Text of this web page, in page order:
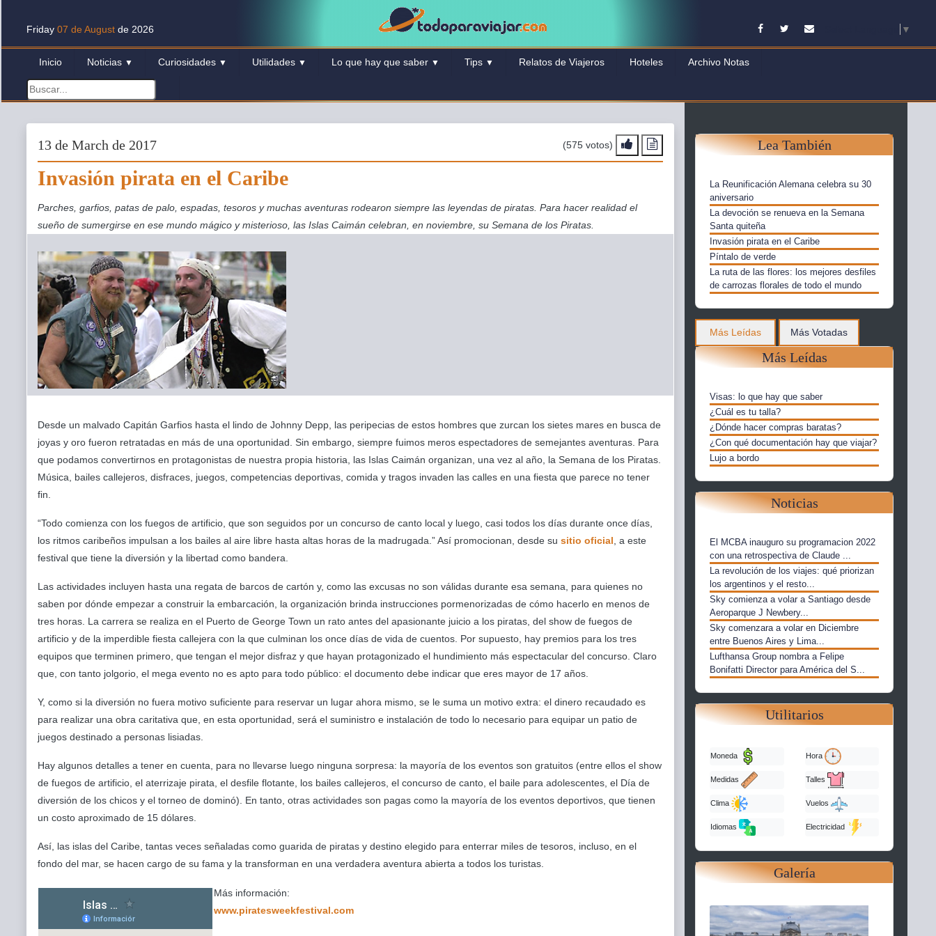
Friday 07 de August de 2026 FacebookTwitterContacto ▼
Inicio Noticias ▼ Curiosidades ▼ Utilidades ▼ Lo que hay que saber ▼ Tips ▼ Relatos de Viajeros Hoteles Archivo Notas
13 de March de 2017 (575 votos)
Invasión pirata en el Caribe
Parches, garfios, patas de palo, espadas, tesoros y muchas aventuras rodearon siempre las leyendas de piratas. Para hacer realidad el
sueño de sumergirse en ese mundo mágico y misterioso, las Islas Caimán celebran, en noviembre, su Semana de los Piratas.
Desde un malvado Capitán Garfios hasta el lindo de Johnny Depp, las peripecias de estos hombres que zurcan los sietes mares en busca de
joyas y oro fueron retratadas en más de una oportunidad. Sin embargo, siempre fuimos meros espectadores de semejantes aventuras. Para
que podamos convertirnos en protagonistas de nuestra propia historia, las Islas Caimán organizan, una vez al año, la Semana de los Piratas.
Música, bailes callejeros, disfraces, juegos, competencias deportivas, comida y tragos invaden las calles en una fiesta que parece no tener
fin.
“Todo comienza con los fuegos de artificio, que son seguidos por un concurso de canto local y luego, casi todos los días durante once días,
los ritmos caribeños impulsan a los bailes al aire libre hasta altas horas de la madrugada.” Así promocionan, desde su sitio oficial, a este
festival que tiene la diversión y la libertad como bandera.
Las actividades incluyen hasta una regata de barcos de cartón y, como las excusas no son válidas durante esa semana, para quienes no
saben por dónde empezar a construir la embarcación, la organización brinda instrucciones pormenorizadas de cómo hacerlo en menos de
tres horas. La carrera se realiza en el Puerto de George Town un rato antes del apasionante juicio a los piratas, del show de fuegos de
artificio y de la imperdible fiesta callejera con la que culminan los once días de vida de cuentos. Por supuesto, hay premios para los tres
equipos que terminen primero, que tengan el mejor disfraz y que hayan protagonizado el hundimiento más espectacular del concurso. Claro
que, con tanto jolgorio, el mega evento no es apto para todo público: el documento debe indicar que eres mayor de 17 años.
Y, como si la diversión no fuera motivo suficiente para reservar un lugar ahora mismo, se le suma un motivo extra: el dinero recaudado es
para realizar una obra caritativa que, en esta oportunidad, será el suministro e instalación de todo lo necesario para equipar un patio de
juegos destinado a personas lisiadas.
Hay algunos detalles a tener en cuenta, para no llevarse luego ninguna sorpresa: la mayoría de los eventos son gratuitos (entre ellos el show
de fuegos de artificio, el aterrizaje pirata, el desfile flotante, los bailes callejeros, el concurso de canto, el baile para adolescentes, el Día de
diversión de los chicos y el torneo de dominó). En tanto, otras actividades son pagas como la mayoría de los eventos deportivos, que tienen
un costo aproximado de 15 dólares.
Así, las islas del Caribe, tantas veces señaladas como guarida de piratas y destino elegido para enterrar miles de tesoros, incluso, en el
fondo del mar, se hacen cargo de su fama y la transforman en una verdadera aventura abierta a todos los turistas.
Más información:
www.piratesweekfestival.com
Lea También
La Reunificación Alemana celebra su 30
aniversario
La devoción se renueva en la Semana
Santa quiteña
Invasión pirata en el Caribe
Píntalo de verde
La ruta de las flores: los mejores desfiles
de carrozas florales de todo el mundo
Más Leídas Más Votadas
Más Leídas
Visas: lo que hay que saber
¿Cuál es tu talla?
¿Dónde hacer compras baratas?
¿Con qué documentación hay que viajar?
Lujo a bordo
Noticias
El MCBA inauguro su programacion 2022
con una retrospectiva de Claude ...
La revolución de los viajes: qué priorizan
los argentinos y el resto...
Sky comienza a volar a Santiago desde
Aeroparque J Newbery...
Sky comenzara a volar en Diciembre
entre Buenos Aires y Lima...
Lufthansa Group nombra a Felipe
Bonifatti Director para América del S...
Utilitarios
Moneda
Medidas
Clima
Idiomas
Hora
Talles
Vuelos
Electricidad
Galería